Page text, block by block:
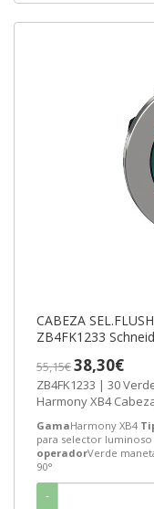
CABEZA
ZB4FK1233
55,15€38,30€
ZB4FK1233 | 30
Harmony XB4
GamaHarmony XB4
para selector luminoso
operadorVerde
90°
-